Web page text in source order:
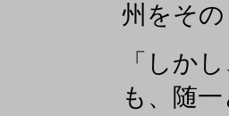
州をそ
「しか
も、随